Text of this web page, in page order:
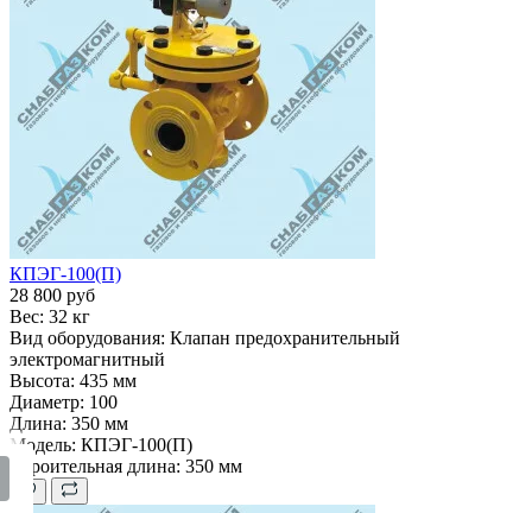
КПЭГ-100(П)
28 800 руб
Вес: 32 кг
Вид оборудования: Клапан предохранительный
электромагнитный
Высота: 435 мм
Диаметр: 100
Длина: 350 мм
Модель: КПЭГ-100(П)
Строительная длина: 350 мм